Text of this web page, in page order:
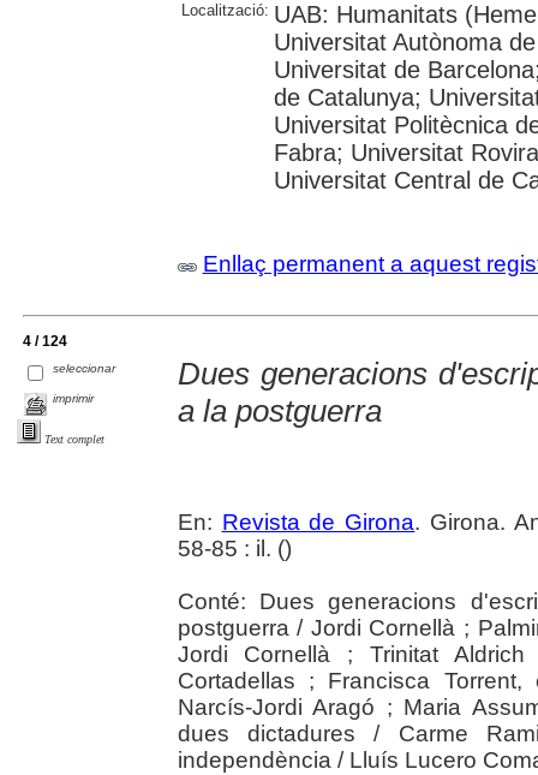
Localització: UAB: Humanitats
Universitat Autònoma
Universitat de
de Catalunya;
Universitat Politècnica
Fabra; Universitat
Universitat Central de
Enllaç permanent a aquest
4 / 124
seleccionar
imprimir
Text complet
Dues generacions
a la postguerra
En: Revista de Girona. Girona.
58-85 : il. ()
Conté: Dues generacions
postguerra / Jordi Cornellà ;
Jordi Cornellà ; Trinitat
Cortadellas ; Francisca
Narcís-Jordi Aragó ; Maria
dues dictadures / Carme
independència / Lluís Lucero